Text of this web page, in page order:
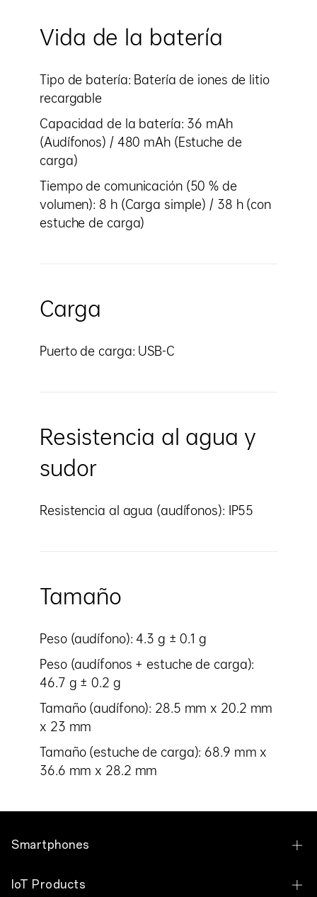
Vida de la batería
Tipo de batería: Batería de iones de litio
recargable
Capacidad de la batería: 36 mAh
(Audífonos) / 480 mAh (Estuche de
carga)
Tiempo de comunicación (50 % de
volumen): 8 h (Carga simple) / 38 h (con
estuche de carga)
Carga
Puerto de carga: USB-C
Resistencia al agua y
sudor
Resistencia al agua (audífonos): IP55
Tamaño
Peso (audífono): 4.3 g ± 0.1 g
Peso (audífonos + estuche de carga):
46.7 g ± 0.2 g
Tamaño (audífono): 28.5 mm x 20.2 mm
x 23 mm
Tamaño (estuche de carga): 68.9 mm x
36.6 mm x 28.2 mm
Smartphones
OPPO Reno16 F 5G
IoT Products